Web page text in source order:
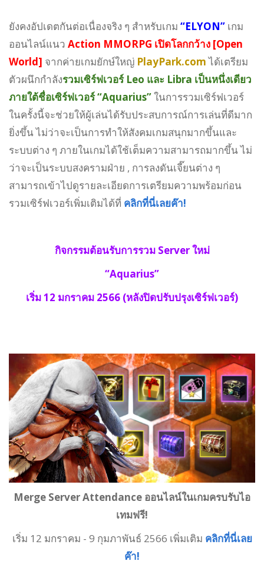
ยังคงอัปเดตกันต่อเนื่องจริง ๆ สำหรับเกม “ELYON” เกม
ออนไลน์แนว Action MMORPG เปิดโลกกว้าง [Open
World] จากค่ายเกมยักษ์ใหญ่ PlayPark.comได้เตรียม
ตัวผนึกกำลังรวมเซิร์ฟเวอร์ Leo และ Libra เป็นหนึ่งเดียว
ภายใต้ชื่อเซิร์ฟเวอร์ “Aquarius”ในการรวมเซิร์ฟเวอร์
ในครั้งนี้จะช่วยให้ผู้เล่นได้รับประสบการณ์การเล่นที่ดีมาก
ยิ่งขึ้น ไม่ว่าจะเป็นการทำให้สังคมเกมสนุกมากขึ้นและ
ระบบต่าง ๆ ภายในเกมได้ใช้เต็มความสามารถมากขึ้น ไม่
ว่าจะเป็นระบบสงครามฝ่าย , การลงดันเจี๊ยนต่าง ๆ
สามารถเข้าไปดูรายละเอียดการเตรียมความพร้อมก่อน
รวมเซิร์ฟเวอร์เพิ่มเติมได้ที่ คลิกที่นี่เลยค๊า!
กิจกรรมต้อนรับการรวม Server ใหม่
“Aquarius”
เริ่ม 12 มกราคม 2566 (หลังปิดปรับปรุงเซิร์ฟเวอร์)
Merge Server Attendance ออนไลน์ในเกมครบรับไอ
เทมฟรี!
เริ่ม 12 มกราคม - 9 กุมภาพันธ์ 2566 เพิ่มเติม คลิกที่นี่เลย
ค๊า!